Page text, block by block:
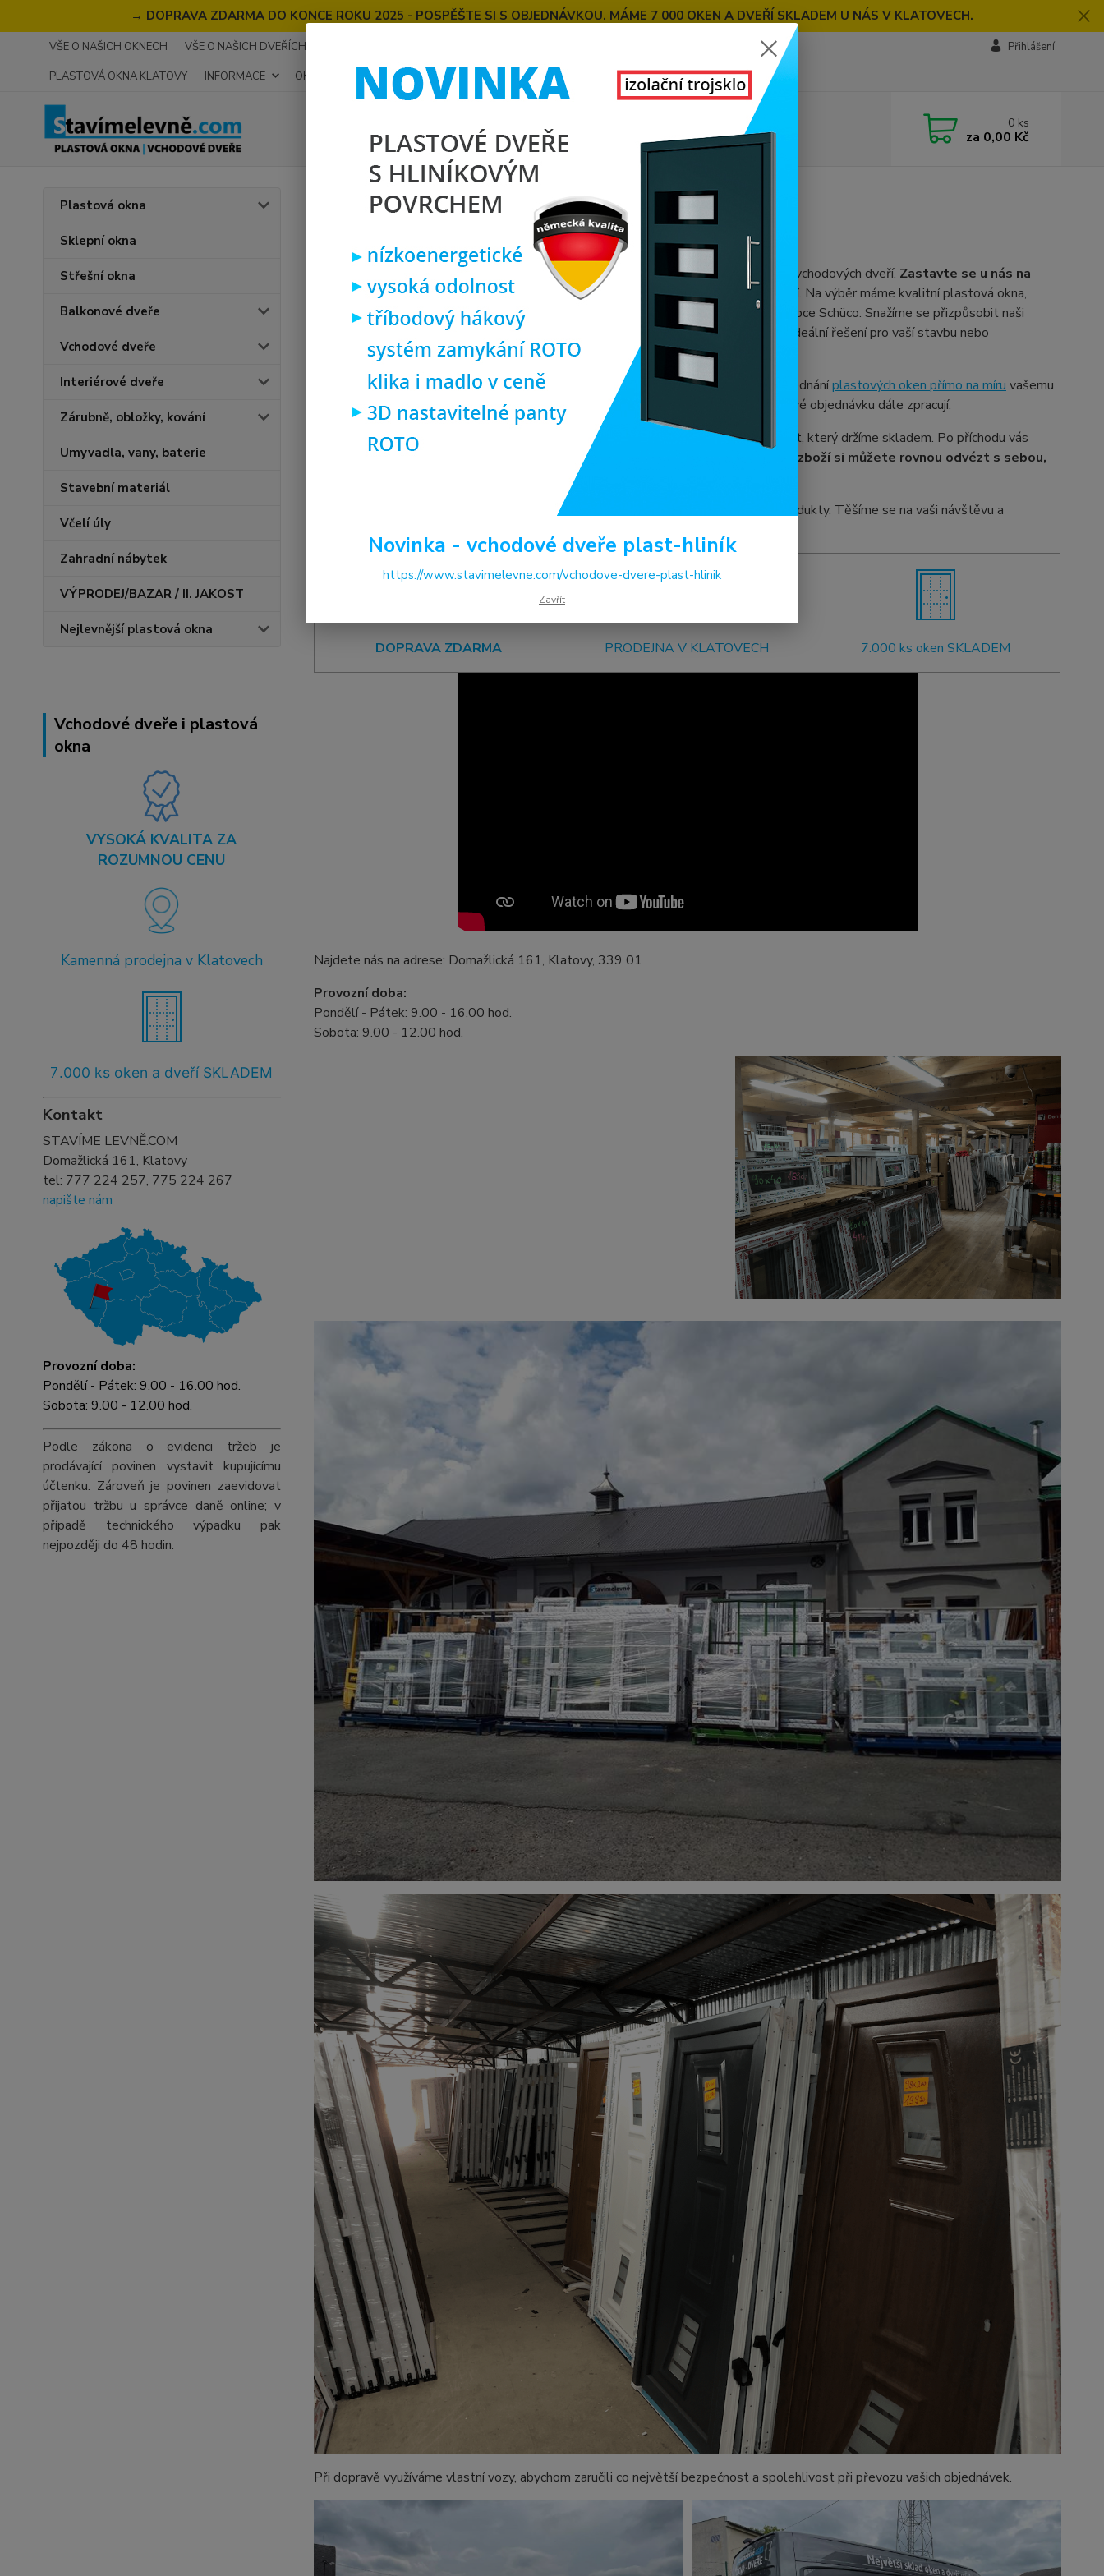
→ DOPRAVA ZDARMA DO KONCE ROKU 2025 - POSPĚŠTE SI S OBJEDNÁVKOU. MÁME 7 000 OKEN A DVEŘÍ SKLADEM U NÁS V KLATOVECH.
VŠE O NAŠICH OKNECH VŠE O NAŠICH DVEŘÍCH
PLASTOVÁ OKNA KLATOVY
INFORMACE OKNA NA MÍRU KONTAKT O NÁS
Přihlášení
0 ks
za 0,00 Kč
Plastová okna
Sklepní okna
Střešní okna
Balkonové dveře
Vchodové dveře
Interiérové dveře
Zárubně, obložky, kování
Umyvadla, vany, baterie
Stavební materiál
Včelí úly
Zahradní nábytek
VÝPRODEJ/BAZAR / II. JAKOST
Nejlevnější plastová okna
Vchodové dveře i plastová
okna
VYSOKÁ KVALITA ZA
ROZUMNOU CENU
Kamenná prodejna v Klatovech
7.000 ks oken a dveří SKLADEM
Kontakt
STAVÍME LEVNĚ.COM
Domažlická 161, Klatovy
tel: 777 224 257, 775 224 267
napište nám
Provozní doba:
Pondělí - Pátek: 9.00 - 16.00 hod.
Sobota: 9.00 - 12.00 hod.
Podle zákona o evidenci tržeb je
prodávající povinen vystavit kupujícímu
účtenku. Zároveň je povinen zaevidovat
přijatou tržbu u správce daně online; v
případě technického výpadku pak
nejpozději do 48 hodin.
PLASTOVÁ OKNA KLATOVY
Plastová okna - kamenná prodejna
V naší kamenné prodejně v Klatovech máme pro vás široký výběr plastových oken a vchodových dveří. Zastavte se u nás na
Domažlické v Klatovech.Naše skladové zásoby přesahují 7 000 kusů oken a dveří. Na výběr máme kvalitní plastová okna,
plastové vchodové dveře a navíc také hliníkové vchodové dveře od německého výrobce Schüco. Snažíme se přizpůsobit naši
nabídku přesně podle požadavků našich zákazníků, abychom vám mohli poskytnout ideální řešení pro vaší stavbu nebo
rekonstrukci.
Potřebujete jiný rozměr oken, než máme v naší nabídce? Nabízíme vám možnost objednáníplastových oken přímo na míru vašemu
stavebnímu plánu. Stačí nám pouze sdělit požadované rozměry a množství a kolegové objednávku dále zpracují.
V naší prodejně v Klatovech budete mít možnost prohlédnout si kompletní sortiment, který držíme skladem. Po příchodu vás
přivítáme a ochotně vám poradíme s výběrem plastových oken nebo dveří.
Vybrané zboží si můžete rovnou odvézt s sebou,
popř. vám ho rádi přivezeme na stavbu zdarma.
Jsme tu pro vás, abychom vám poskytli skvělý výběr, profesionální rady a kvalitní produkty. Těšíme se na vaši návštěvu a
DOPRAVA ZDARMA PRODEJNA V KLATOVECH 7.000 ks oken SKLADEM
Najdete nás na adrese: Domažlická 161, Klatovy, 339 01
Provozní doba:
Pondělí - Pátek: 9.00 - 16.00 hod.
Sobota: 9.00 - 12.00 hod.
Při dopravě využíváme vlastní vozy, abychom zaručili co největší bezpečnost a spolehlivost při převozu vašich objednávek.
Novinka - vchodové dveře plast-hliník
https://www.stavimelevne.com/vchodove-dvere-plast-hlinik
Zavřít